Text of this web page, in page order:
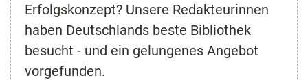
Erfolgskonzept? Unsere Redakteurinnen
haben Deutschlands beste Bibliothek
besucht - und ein gelungenes Angebot
vorgefunden.